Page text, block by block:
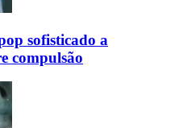
sofisticado a
compulsão